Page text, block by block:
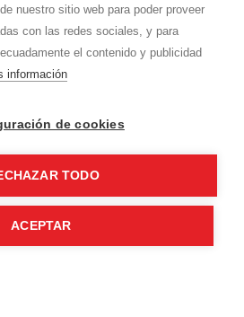
nuestro sitio web para poder proveer
con las redes sociales, y para
el contenido y publicidad
información
de cookies
TODO
ACEPTAR
privacidad
C/ Soria, 2 - El Burgo de Osma (Soria)